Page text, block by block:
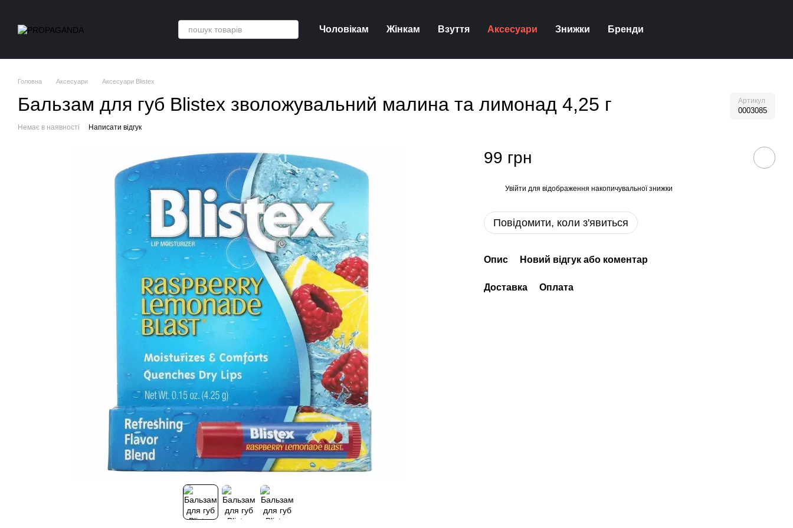
Чоловікам Жінкам Взуття Аксесуари Знижки Бренди
Головна Аксесуари Аксесуари Blistex
Бальзам для губ Blistex зволожувальний малина та лимонад 4,25 г Артикул
0003085
Немає в наявності Написати відгук
99 грн
Увійти для відображення накопичувальної знижки
Повідомити, коли з'явиться
Опис Новий відгук або коментар
Доставка Оплата